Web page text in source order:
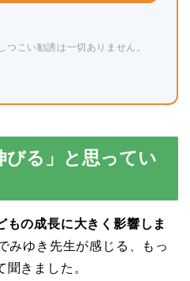
こい勧誘は一切ありません。
びる」と思ってい
もの成長に大きく影響しま
みゆき先生が感じる、もっ
きました。